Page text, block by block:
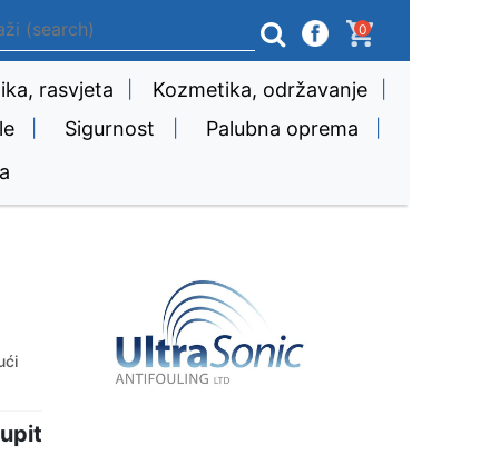
0
rasvjeta Kozmetika, održavanje
Sigurnost Palubna oprema